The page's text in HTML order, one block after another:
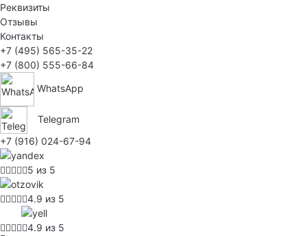
Реквизиты
Отзывы
Контакты
+7 (495) 565-35-22
+7 (800) 555-66-84
WhatsApp
Telegram
+7 (916) 024-67-94
5 из 5
4.9 из 5
4.9 из 5